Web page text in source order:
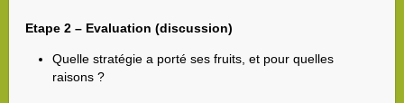
Etape 2 – Evaluation (discussion)
Quelle stratégie a porté ses fruits, et pour quelles
raisons ?